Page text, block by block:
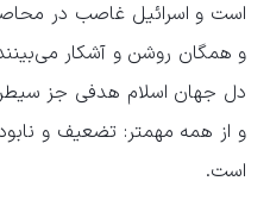
است و اسرائیل غاصب در
و همگان روشن و آشکار
دل جهان اسلام هدفی جز
و از همه مهمتر: تضعیف و
است.